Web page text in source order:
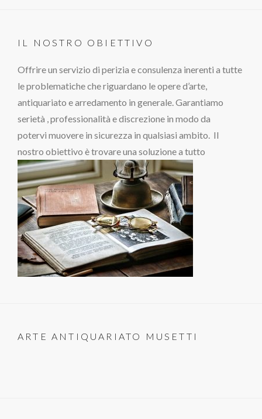
IL NOSTRO OBIETTIVO
Offrire un servizio di perizia e consulenza inerenti a tutte
le problematiche che riguardano le opere d’arte,
antiquariato e arredamento in generale. Garantiamo
serietà , professionalità e discrezione in modo da
potervi muovere in sicurezza in qualsiasi ambito. Il
nostro obiettivo è trovare una soluzione a tutto
ARTE ANTIQUARIATO MUSETTI